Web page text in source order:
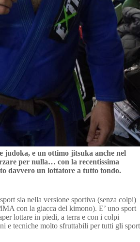
judoka, e un ottimo jitsuka anche nel
per nulla… con la recentissima
davvero un lottatore a tutto tondo.
sia nella versione sportiva (senza colpi)
con la giacca del kimono). E’ uno sport
lottare in piedi, a terra e con i colpi
e tecniche molto sfruttabili per tutti gli sport